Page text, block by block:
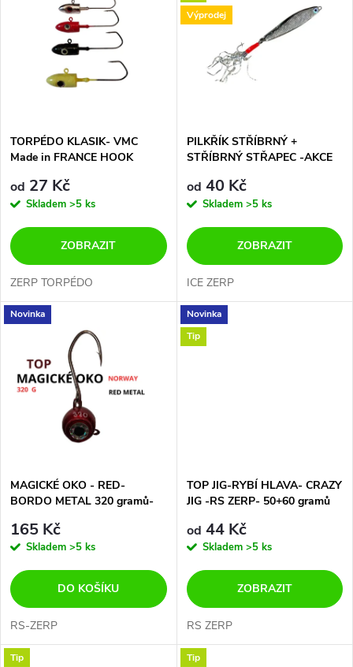
p
r
o
d
u
t
Abecedně
s
p
r
o
d
u
k
TORPÉDO KLASIK- VMC
Made in FRANCE HOOK
od 27 Kč
Skladem >5 ks
ZOBRAZIT
ZERP TORPÉDO
Výprodej
PILKŘÍK STŘÍBRNÝ +
STŘÍBRNÝ STŘAPEC -AKCE
GRAMŮ
od 40 Kč
Skladem >5 ks
ZOBRAZIT
ICE ZERP
Novinka
MAGICKÉ OKO - RED-
BORDO METAL 320 gramů-
165 Kč
Skladem >5 ks
DO KOŠÍKU
RS-ZERP
Novinka
Tip
TOP JIG-RYBÍ HLAVA- CRAZY
JIG -RS ZERP- 50+60 gramů
od 44 Kč
Skladem >5 ks
ZOBRAZIT
RS ZERP
Tip Tip